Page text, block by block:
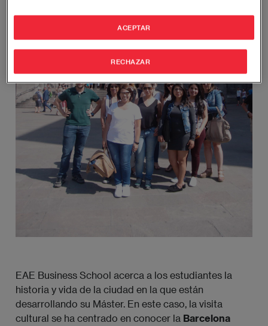
EAE Business School acerca a los estudiantes la
historia y vida de la ciudad en la que están
desarrollando su Máster. En este caso, la visita
cultural se ha centrado en conocer la Barcelona
RECHAZAR
ACEPTAR